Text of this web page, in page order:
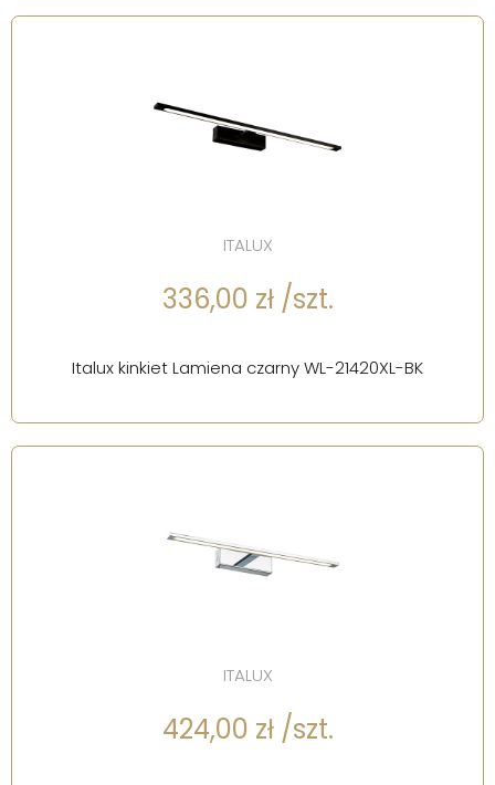
ITALUX
336,00 zł /szt.
Italux kinkiet Lamiena czarny WL-21420XL-BK
ITALUX
424,00 zł /szt.